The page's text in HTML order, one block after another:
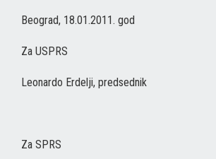
Beograd, 18.01.2011. god
Za USPRS
Leonardo Erdelji, predsednik
Za SPRS